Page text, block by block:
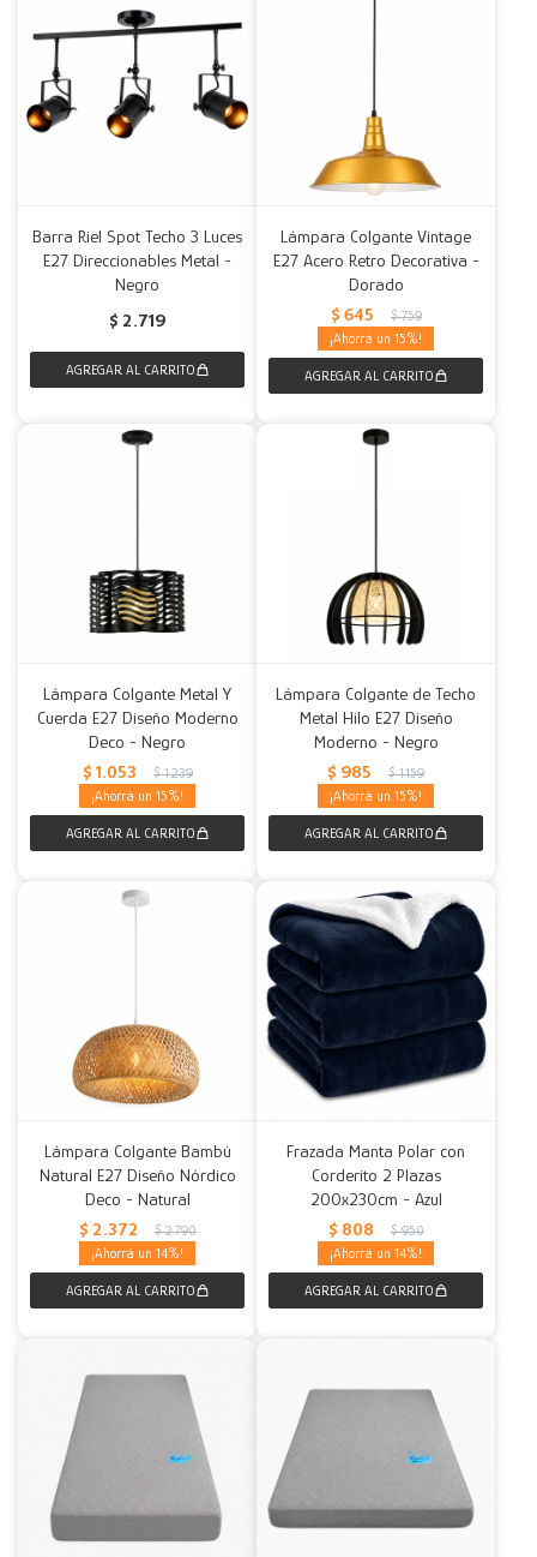
Barra Riel Spot Techo 3 Luces
E27 Direccionables Metal -
Negro
$ 2.719
Lámpara Colgante Vintage
E27 Acero Retro Decorativa -
Dorado
$ 645 $ 759
15
Lámpara Colgante Metal Y
Cuerda E27 Diseño Moderno
Deco - Negro
$ 1.053 $ 1.239
15
Lámpara Colgante de Techo
Metal Hilo E27 Diseño
Moderno - Negro
$ 985 $ 1.159
15
Lámpara Colgante Bambú
Natural E27 Diseño Nórdico
Deco - Natural
$ 2.372 $ 2.790
14
Frazada Manta Polar con
Corderito 2 Plazas
200x230cm - Azul
$ 808 $ 950
14